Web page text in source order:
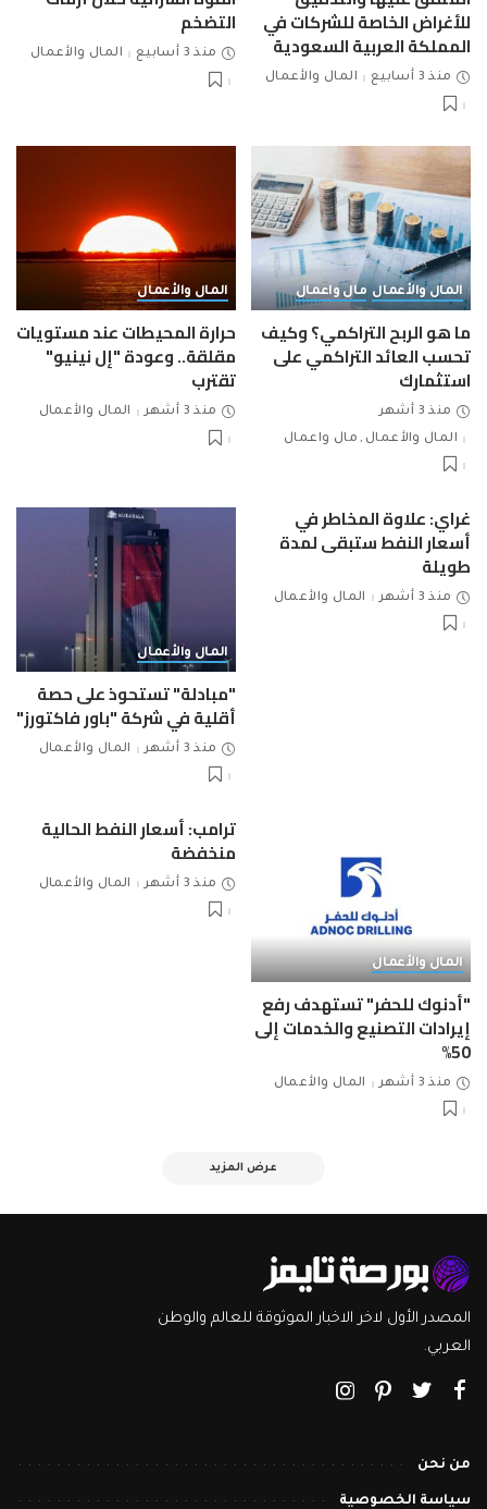
للأغراض الخاصة للشركات في
المملكة العربية السعودية
منذ 3 أسابيع المال والأعمال
التضخم
منذ 3 أسابيع المال والأعمال
المال والأعمال مال واعمال
ما هو الربح التراكمي؟ وكيف
تحسب العائد التراكمي على
استثمارك
منذ 3 أشهر
المال والأعمال
مال واعمال
المال والأعمال
حرارة المحيطات عند مستويات
مقلقة.. وعودة "إل نينيو"
تقترب
منذ 3 أشهر المال والأعمال
غراي: علاوة المخاطر في
أسعار النفط ستبقى لمدة
طويلة
منذ 3 أشهر المال والأعمال
المال والأعمال
"مبادلة" تستحوذ على حصة
أقلية في شركة "باور فاكتورز"
منذ 3 أشهر المال والأعمال
المال والأعمال
"أدنوك للحفر" تستهدف رفع
إيرادات التصنيع والخدمات إلى
50%
منذ 3 أشهر المال والأعمال
ترامب: أسعار النفط الحالية
منخفضة
منذ 3 أشهر المال والأعمال
عرض المزيد
المصدر الأول لاخر الاخبار الموثوقة للعالم والوطن
العربي.
من نحن
سياسة الخصوصية